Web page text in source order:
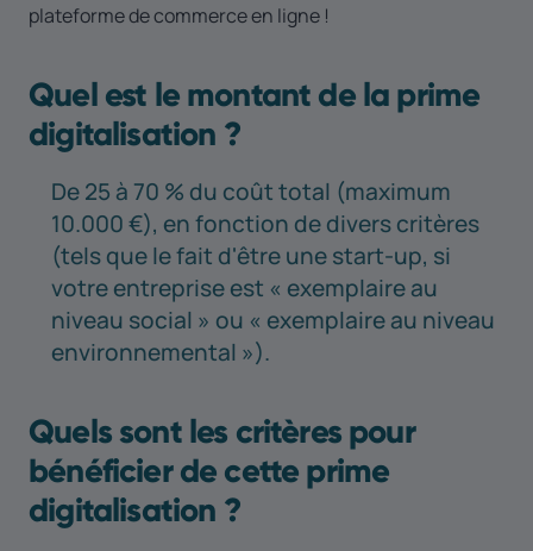
Étape 3 : Paiement de la prime digitalisation
plateforme de commerce en ligne !
Quel est le montant de la prime
digitalisation ?
De 25 à 70 % du coût total (maximum
10.000 €), en fonction de divers critères
(tels que le fait d'être une start-up, si
votre entreprise est « exemplaire au
niveau social » ou « exemplaire au niveau
environnemental »).
Quels sont les critères pour
bénéficier de cette prime
digitalisation ?